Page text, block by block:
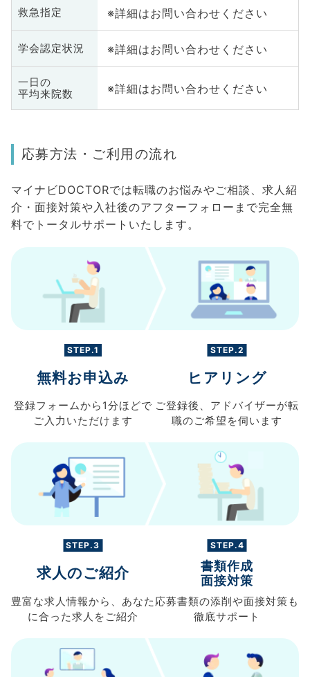
救急指定 ※詳細はお問い合わせください
学会認定状況 ※詳細はお問い合わせください
一日の
平均来院数
※詳細はお問い合わせください
応募方法・ご利用の流れ
マイナビDOCTORでは転職のお悩みやご相談、求人紹
介・面接対策や入社後のアフターフォローまで完全無
料でトータルサポートいたします。
STEP.1
無料お申込み
登録フォームから 1分ほどで
ご入力 いただけます
STEP.2
ヒアリング
ご登録後、 アドバイザーが転
職のご希望を伺います
STEP.3
求人のご紹介
豊富な求人情報から、 あなた
に合った求人を ご紹介
STEP.4
書類作成
面接対策
応募書類の添削や面接対策も
徹底サポート